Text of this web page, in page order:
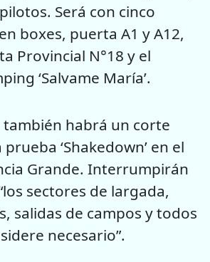
Será con cinco
boxes, puerta A1 y A12,
Provincial N°18 y el
‘Salvame María’.
también habrá un corte
‘Shakedown’ en el
Grande. Interrumpirán
sectores de largada,
salidas de campos y todos
necesario”.